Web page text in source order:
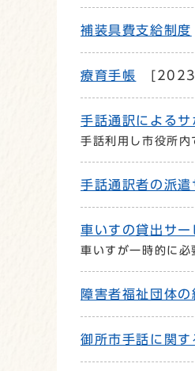
補装具費支給制度
療育手帳 [2023
手話通訳による
手話利用し市役所内
手話通訳者の派遣
車いすの貸出サー
車いすが一時的に必
障害者福祉団体の
御所市手話に関す